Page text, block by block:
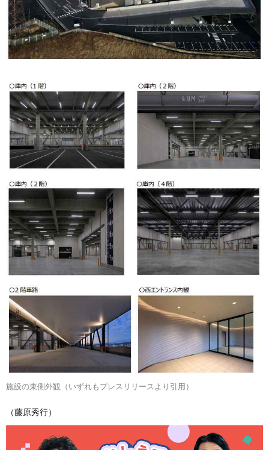
施設の東側外観（いずれもプレスリリースより引用）
（藤原秀行）